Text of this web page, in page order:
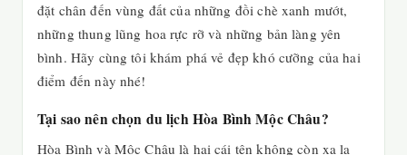
đặt chân đến vùng đất của những đồi chè xanh mướt,
những thung lũng hoa rực rỡ và những bản làng yên
bình. Hãy cùng tôi khám phá vẻ đẹp khó cưỡng của hai
điểm đến này nhé!
Tại sao nên chọn du lịch Hòa Bình Mộc Châu?
Hòa Bình và Mộc Châu là hai cái tên không còn xa lạ